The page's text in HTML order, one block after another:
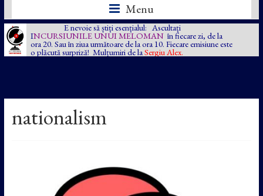
Menu
E nevoie să știți esențialul: Ascultați
INCURSIUNILE UNUI MELOMAN în fiecare zi, de la
ora 20. Sau în ziua următoare de la ora 10. Fiecare emisiune este
o plăcută surpriză! Mulțumiri de la Sergiu Alex.
nationalism